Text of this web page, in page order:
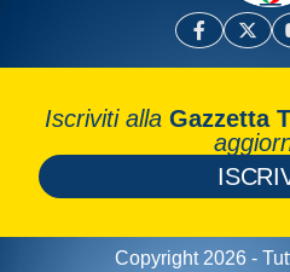
Iscriviti alla Gazzetta
Copyright 2026 -